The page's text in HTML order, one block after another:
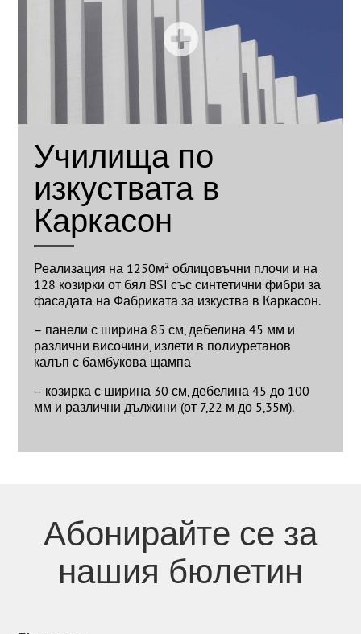
Училища по
изкуствата в
Каркасон
Реализация на 1250м² облицовъчни плочи и на
128 козирки от бял BSI със синтетични фибри за
фасадата на Фабриката за изкуства в Каркасон.
– панели с ширина 85 см, дебелина 45 мм и
различни височини, излети в полиуретанов
калъп с бамбукова щампа
– козирка с ширина 30 см, дебелина 45 до 100
мм и различни дължини (от 7,22 м до 5,35м).
Абонирайте се за
нашия бюлетин